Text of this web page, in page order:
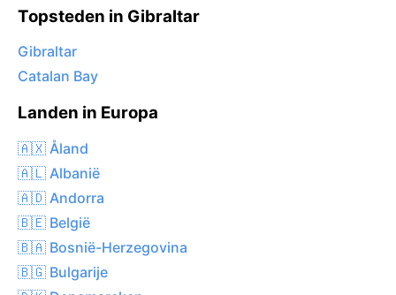
Topsteden in Gibraltar
Gibraltar
Catalan Bay
Landen in Europa
🇦🇽 Åland
🇦🇱 Albanië
🇦🇩 Andorra
🇧🇪 België
🇧🇦 Bosnië-Herzegovina
🇧🇬 Bulgarije